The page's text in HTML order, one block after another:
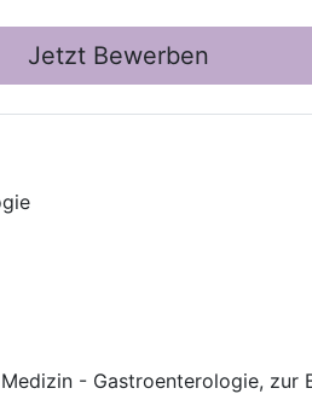
Jetzt Bewerben
- Gastroenterologie, zur